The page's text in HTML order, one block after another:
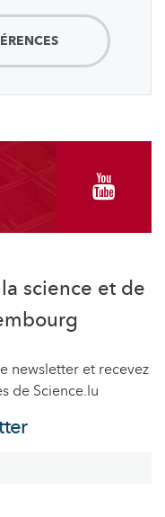
science et de
newsletter et recevez
de Science.lu